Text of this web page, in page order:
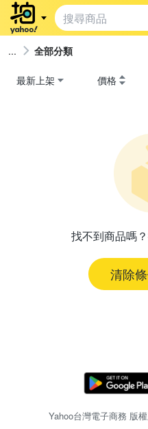
全部分類
最新上架 價格
找不到商品嗎
清除
Yahoo台灣電子商務 版